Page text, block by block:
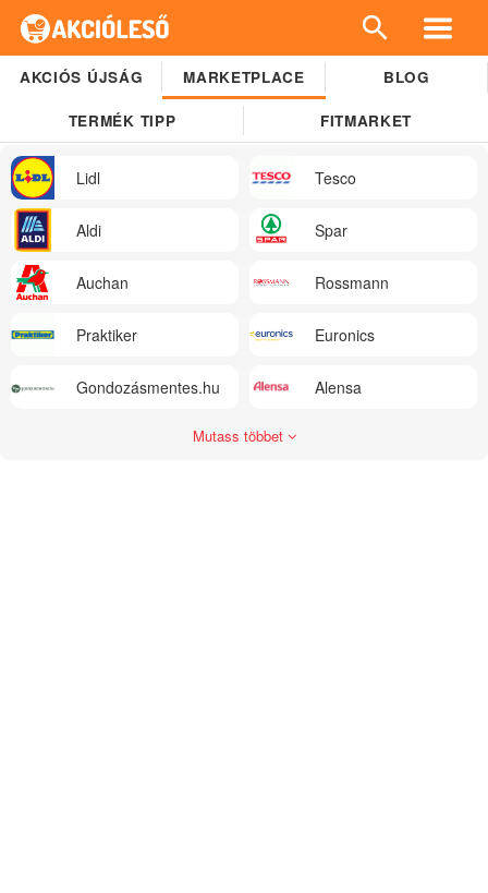
AKCIÓS ÚJSÁG MARKETPLACE BLOG
TERMÉK TIPP FITMARKET
Lidl Tesco
Aldi Spar
Auchan Rossmann
Praktiker Euronics
Gondozásmentes.hu Alensa
Mutass többet